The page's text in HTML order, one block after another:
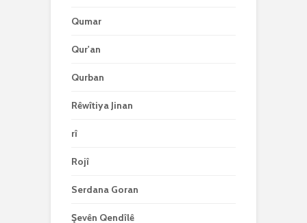
Qumar
Qur'an
Qurban
Rêwîtiya Jinan
rî
Rojî
Serdana Goran
Şevên Qendîlê